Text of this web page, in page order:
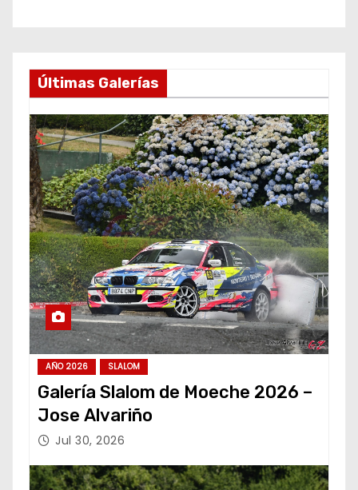
Últimas Galerías
AÑO 2026 SLALOM
Galería Slalom de Moeche 2026 –
Jose Alvariño
Jul 30, 2026